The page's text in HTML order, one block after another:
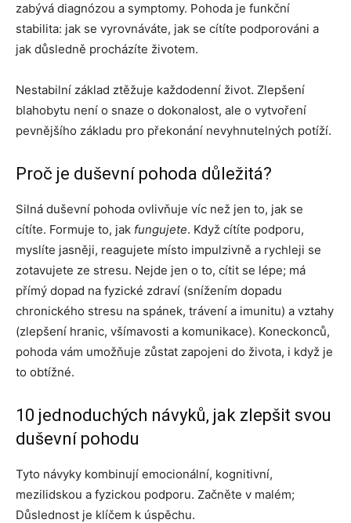
zabývá diagnózou a symptomy. Pohoda je funkční
stabilita: jak se vyrovnáváte, jak se cítíte podporováni a
jak důsledně procházíte životem.
Nestabilní základ ztěžuje každodenní život. Zlepšení
blahobytu není o snaze o dokonalost, ale o vytvoření
pevnějšího základu pro překonání nevyhnutelných potíží.
Proč je duševní pohoda důležitá?
Silná duševní pohoda ovlivňuje víc než jen to, jak se
cítíte. Formuje to, jak fungujete. Když cítíte podporu,
myslíte jasněji, reagujete místo impulzivně a rychleji se
zotavujete ze stresu. Nejde jen o to, cítit se lépe; má
přímý dopad na fyzické zdraví (snížením dopadu
chronického stresu na spánek, trávení a imunitu) a vztahy
(zlepšení hranic, všímavosti a komunikace). Koneckonců,
pohoda vám umožňuje zůstat zapojeni do života, i když je
to obtížné.
10 jednoduchých návyků, jak zlepšit svou
duševní pohodu
Tyto návyky kombinují emocionální, kognitivní,
mezilidskou a fyzickou podporu. Začněte v malém;
Důslednost je klíčem k úspěchu.